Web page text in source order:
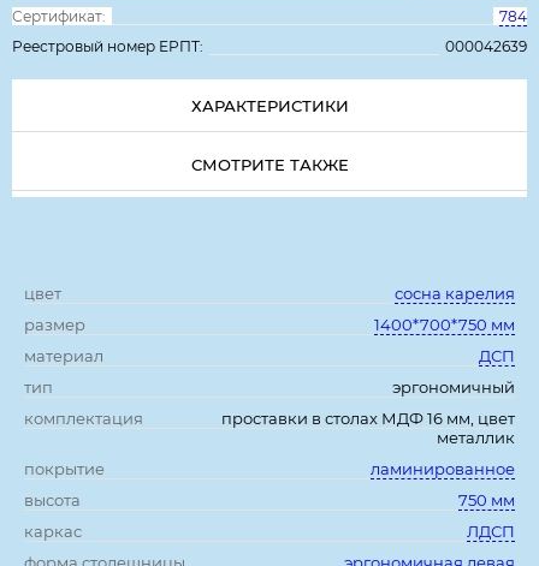
Сертификат:
784
Реестровый номер ЕРПТ:
000042639
ХАРАКТЕРИСТИКИ
СМОТРИТЕ ТАКЖЕ
цвет
сосна карелия
размер
1400*700*750 мм
материал
ДСП
тип
эргономичный
комплектация
проставки в столах МДФ 16 мм, цвет
металлик
покрытие
ламинированное
высота
750 мм
каркас
ЛДСП
форма столешницы
эргономичная левая